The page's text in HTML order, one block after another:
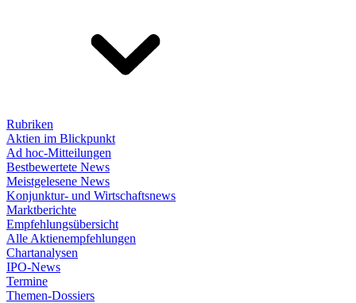
Rubriken
Aktien im Blickpunkt
Ad hoc-Mitteilungen
Bestbewertete News
Meistgelesene News
Konjunktur- und Wirtschaftsnews
Marktberichte
Empfehlungsübersicht
Alle Aktienempfehlungen
Chartanalysen
IPO-News
Termine
Themen-Dossiers